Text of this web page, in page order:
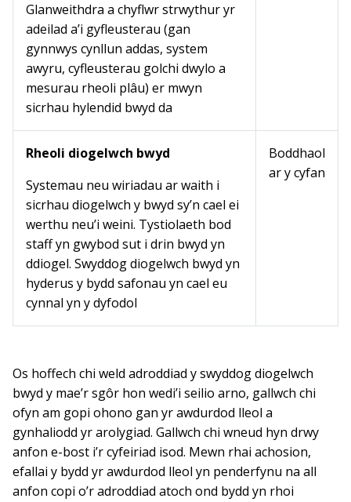
Glanweithdra a chyflwr strwythur yr
adeilad a’i gyfleusterau (gan
gynnwys cynllun addas, system
awyru, cyfleusterau golchi dwylo a
mesurau rheoli plâu) er mwyn
sicrhau hylendid bwyd da
Rheoli diogelwch bwyd
Systemau neu wiriadau ar waith i
sicrhau diogelwch y bwyd sy’n cael ei
werthu neu’i weini. Tystiolaeth bod
staff yn gwybod sut i drin bwyd yn
ddiogel. Swyddog diogelwch bwyd yn
hyderus y bydd safonau yn cael eu
cynnal yn y dyfodol
Boddhaol
ar y cyfan
Os hoffech chi weld adroddiad y swyddog diogelwch
bwyd y mae’r sgôr hon wedi’i seilio arno, gallwch chi
ofyn am gopi ohono gan yr awdurdod lleol a
gynhaliodd yr arolygiad. Gallwch chi wneud hyn drwy
anfon e-bost i’r cyfeiriad isod. Mewn rhai achosion,
efallai y bydd yr awdurdod lleol yn penderfynu na all
anfon copi o’r adroddiad atoch ond bydd yn rhoi